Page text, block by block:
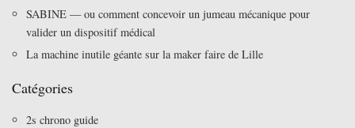
SABINE — ou comment concevoir un jumeau mécanique pour
valider un dispositif médical
La machine inutile géante sur la maker faire de Lille
Catégories
2s chrono guide